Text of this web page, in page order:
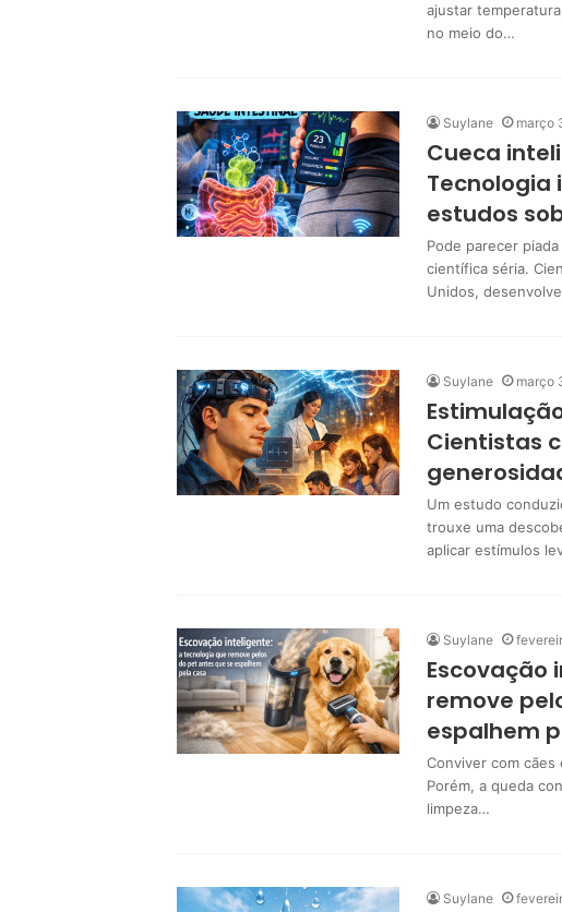
ajustar
no meio do…
Suylane março
Cueca
Tecnologia
estudos
Pode parecer
científica séria.
Unidos,
Suylane março
Cientistas
Um estudo
trouxe uma
aplicar estímulos
Suylane
Escovação
remove
espalhem
Conviver com
Porém, a queda
limpeza…
Suylane